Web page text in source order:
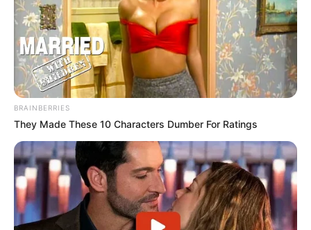
BRAINBERRIES
They Made These 10 Characters Dumber For Ratings